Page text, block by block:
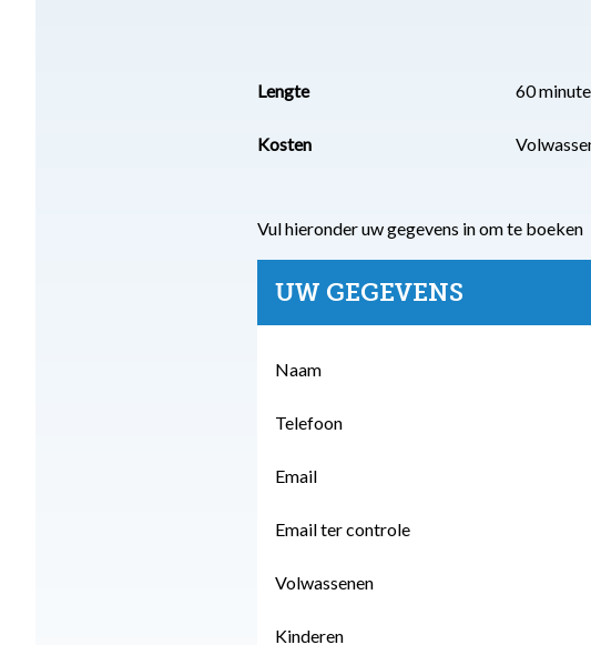
Lengte 60
Kosten
Vul hieronder uw gegevens in om te boeken
UW GEGEVENS
Naam
Telefoon
Email
Email ter controle
Volwassenen
Kinderen